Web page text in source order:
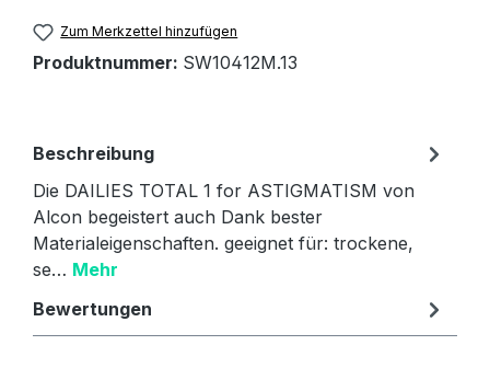
Zum Merkzettel hinzufügen
Produktnummer: SW10412M.13
Beschreibung
Die DAILIES TOTAL 1 for ASTIGMATISM von
Alcon begeistert auch Dank bester
Materialeigenschaften. geeignet für: trockene,
se… Mehr
Bewertungen